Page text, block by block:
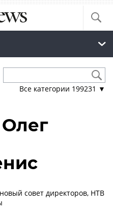
Все категории 199231 ▼
совет директоров, НТВ